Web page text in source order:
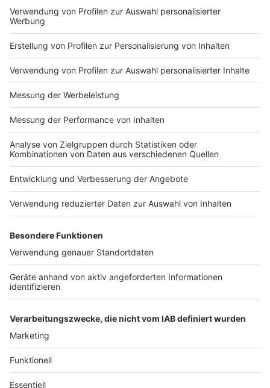
Impressum
Nutzungsbedingungen
Jobs
Presse
Werben
Archiv
ANTENNE BAYERN GROUP
Stiftung ANTENNE BAYERN
hilft
Teilnahmebedingungen
Grounding Page ANTENNE
BAYERN
Kontakt
Studio-Hotline
Verkehrs-Hotline
Newsletter